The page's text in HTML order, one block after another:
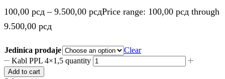
100,00 рсд – 9.500,00 рсдPrice range: 100,00 рсд through
9.500,00 рсд
Jedinica prodaje
Clear
Kabl PPL 4×1,5 quantity
Add to cart